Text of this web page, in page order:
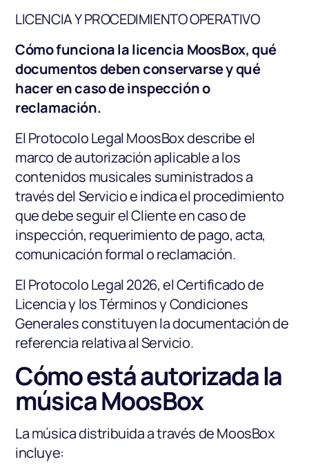
Blog
Podcast
Ai Music
ES
LICENCIA Y PROCEDIMIENTO OPERATIVO
Cómo funciona la licencia MoosBox, qué
documentos deben conservarse y qué
hacer en caso de inspección o
reclamación.
El Protocolo Legal MoosBox describe el
marco de autorización aplicable a los
contenidos musicales suministrados a
través del Servicio e indica el procedimiento
que debe seguir el Cliente en caso de
inspección, requerimiento de pago, acta,
comunicación formal o reclamación.
El Protocolo Legal 2026, el Certificado de
Licencia y los Términos y Condiciones
Generales constituyen la documentación de
referencia relativa al Servicio.
Cómo está autorizada la
música MoosBox
La música distribuida a través de MoosBox
incluye: